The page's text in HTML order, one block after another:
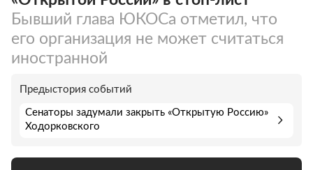
Бывший глава ЮКОСа отметил, что
его организация не может считаться
иностранной
Предыстория событий
Сенаторы задумали закрыть «Открытую Россию»
Ходорковского